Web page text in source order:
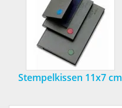
Stempelkissen 11x7 cm